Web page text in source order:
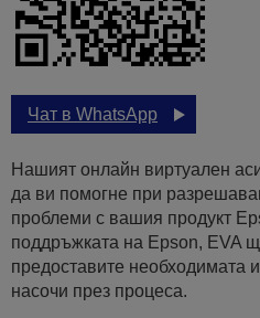
Чат в WhatsApp
Нашият онлайн виртуален
да ви помогне при
проблеми с вашия продукт
поддръжката на Epson, EVA
предоставите
насочи през процеса.